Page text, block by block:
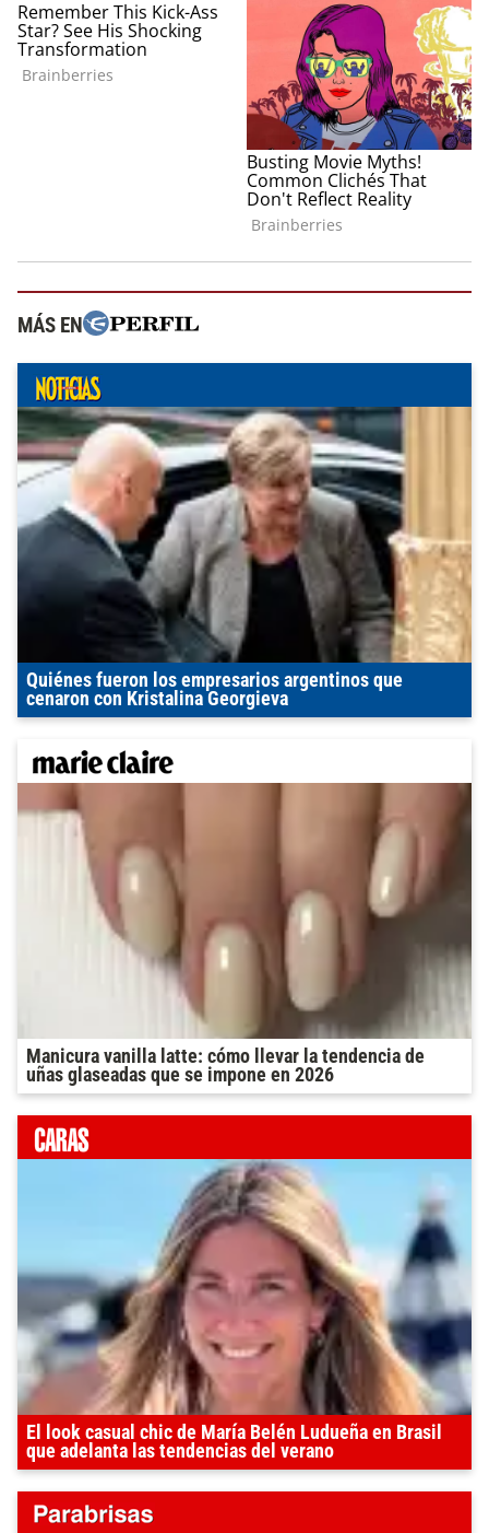
MÁS EN
Quiénes fueron los empresarios argentinos que
cenaron con Kristalina Georgieva
Manicura vanilla latte: cómo llevar la tendencia de
uñas glaseadas que se impone en 2026
El look casual chic de María Belén Ludueña en Brasil
que adelanta las tendencias del verano